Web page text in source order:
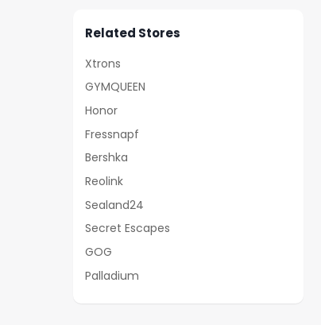
Related Stores
Xtrons
GYMQUEEN
Honor
Fressnapf
Bershka
Reolink
Sealand24
Secret Escapes
GOG
Palladium